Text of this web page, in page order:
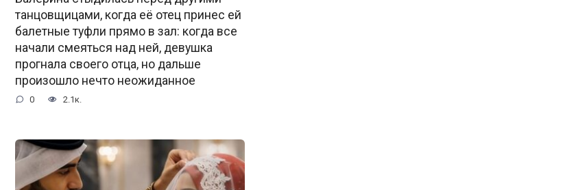
танцовщицами, когда её отец принес ей
балетные туфли прямо в зал: когда все
начали смеяться над ней, девушка
прогнала своего отца, но дальше
произошло нечто неожиданное
0 2.1к.